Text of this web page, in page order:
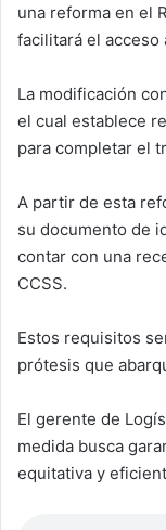
una reforma en el
facilitará el
La modificación
el cual establece
para completar el
A partir de esta
su documento de
contar con una
CCSS.
Estos requisitos
prótesis que
El gerente de
medida busca
equitativa y